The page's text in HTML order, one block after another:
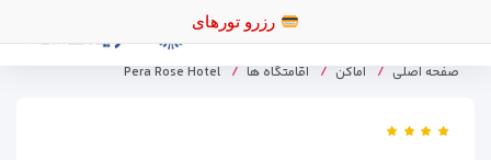
رزرو تورهای اقساطی
صفحه اصلی اماکن اقامتگاه ها Pera Rose Hotel